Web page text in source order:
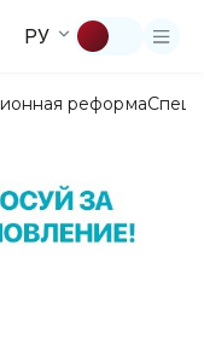
РУ
реформа